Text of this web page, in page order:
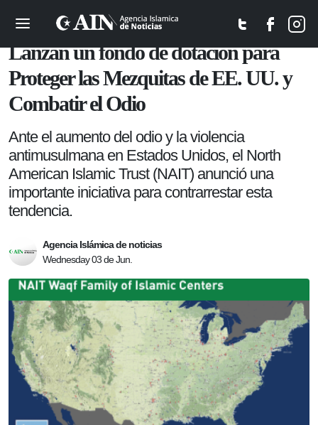
Sociedad
Lanzan un fondo de dotación para
Proteger las Mezquitas de EE. UU. y
Combatir el Odio
Ante el aumento del odio y la violencia
antimusulmana en Estados Unidos, el North
American Islamic Trust (NAIT) anunció una
importante iniciativa para contrarrestar esta
tendencia.
Agencia Islámica de noticias
Wednesday 03 de Jun.